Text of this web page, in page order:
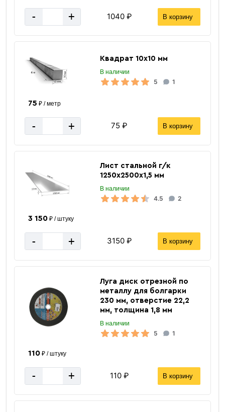
- + 1040 ₽ В корзину
Квадрат 10х10 мм
В наличии
5 1
75 ₽ / метр
- + 75 ₽ В корзину
Лист стальной г/к
1250х2500х1,5 мм
В наличии
4.5 2
3 150₽ / штуку
- + 3150 ₽ В корзину
Луга диск отрезной по
металлу для болгарки
230 мм, отверстие 22,2
мм, толщина 1,8 мм
В наличии
5 1
110₽ / штуку
- + 110 ₽ В корзину
Сгоны, резьбы
«В корзину»
«Быстрый заказ»